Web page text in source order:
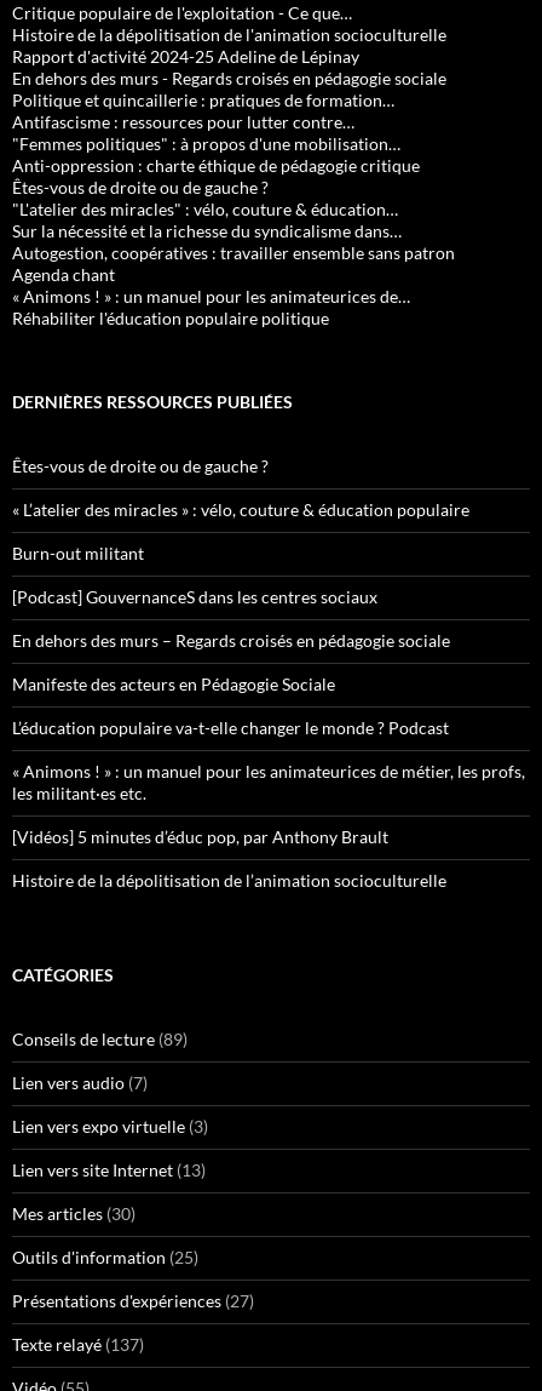
Critique populaire de l'exploitation - Ce que…
Histoire de la dépolitisation de l'animation socioculturelle
Rapport d'activité 2024-25 Adeline de Lépinay
En dehors des murs - Regards croisés en pédagogie sociale
Politique et quincaillerie : pratiques de formation…
Antifascisme : ressources pour lutter contre…
"Femmes politiques" : à propos d'une mobilisation…
Anti-oppression : charte éthique de pédagogie critique
Êtes-vous de droite ou de gauche ?
"L'atelier des miracles" : vélo, couture & éducation…
Sur la nécessité et la richesse du syndicalisme dans…
Autogestion, coopératives : travailler ensemble sans patron
Agenda chant
« Animons ! » : un manuel pour les animateurices de…
Réhabiliter l'éducation populaire politique
DERNIÈRES RESSOURCES PUBLIÉES
Êtes-vous de droite ou de gauche ?
« L’atelier des miracles » : vélo, couture & éducation populaire
Burn-out militant
[Podcast] GouvernanceS dans les centres sociaux
En dehors des murs – Regards croisés en pédagogie sociale
Manifeste des acteurs en Pédagogie Sociale
L’éducation populaire va-t-elle changer le monde ? Podcast
« Animons ! » : un manuel pour les animateurices de métier, les profs,
les militant·es etc.
[Vidéos] 5 minutes d’éduc pop, par Anthony Brault
Histoire de la dépolitisation de l’animation socioculturelle
CATÉGORIES
Conseils de lecture (89)
Lien vers audio (7)
Lien vers expo virtuelle (3)
Lien vers site Internet (13)
Mes articles (30)
Outils d'information (25)
Présentations d'expériences (27)
Texte relayé (137)